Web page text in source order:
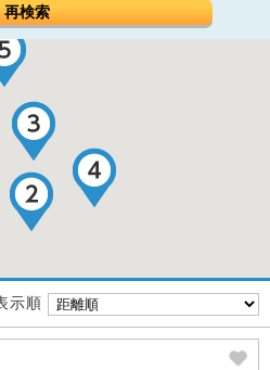
再検索
示順